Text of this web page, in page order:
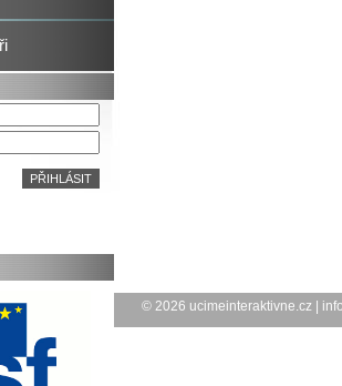
© 2026 ucimeinteraktivne.cz